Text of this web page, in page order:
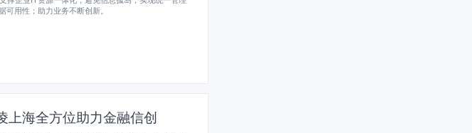
用性；助力业务不断创新。
上海全方位助力金融信创